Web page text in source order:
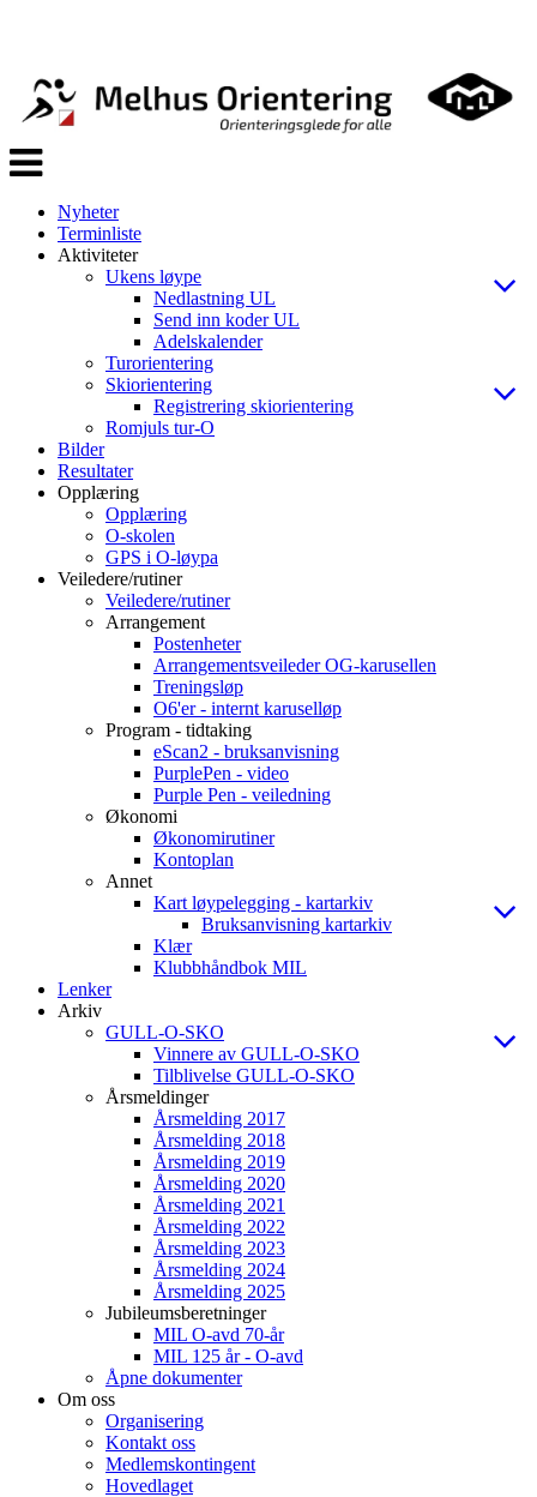
Veksle
navigasjon
Nyheter
Terminliste
Aktiviteter
Ukens løype
Nedlastning UL
Send inn koder UL
Adelskalender
Turorientering
Skiorientering
Registrering skiorientering
Romjuls tur-O
Bilder
Resultater
Opplæring
Opplæring
O-skolen
GPS i O-løypa
Veiledere/rutiner
Veiledere/rutiner
Arrangement
Postenheter
Arrangementsveileder OG-karusellen
Treningsløp
O6'er - internt karuselløp
Program - tidtaking
eScan2 - bruksanvisning
PurplePen - video
Purple Pen - veiledning
Økonomi
Økonomirutiner
Kontoplan
Annet
Kart løypelegging - kartarkiv
Bruksanvisning kartarkiv
Klær
Klubbhåndbok MIL
Lenker
Arkiv
GULL-O-SKO
Vinnere av GULL-O-SKO
Tilblivelse GULL-O-SKO
Årsmeldinger
Årsmelding 2017
Årsmelding 2018
Årsmelding 2019
Årsmelding 2020
Årsmelding 2021
Årsmelding 2022
Årsmelding 2023
Årsmelding 2024
Årsmelding 2025
Jubileumsberetninger
MIL O-avd 70-år
MIL 125 år - O-avd
Åpne dokumenter
Om oss
Organisering
Kontakt oss
Medlemskontingent
Hovedlaget